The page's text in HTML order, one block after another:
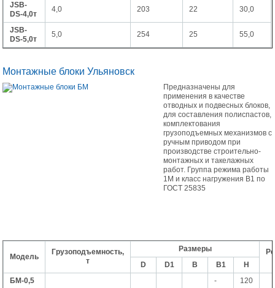
JSB-
DS-4,0т
4,0 203 22 30,0
JSB-
DS-5,0т
5,0 254 25 55,0
Монтажные блоки Ульяновск
Предназначены для
применения в качестве
отводных и подвесных блоков,
для составления полиспастов,
комплектования
грузоподъемных механизмов с
ручным приводом при
производстве строительно-
монтажных и такелажных
работ. Группа режима работы
1М и класс нагружения В1 по
ГОСТ 25835
Модель
Грузоподъемность,
т
Размеры
D D1 B B1
H
БМ-0,5
-
120